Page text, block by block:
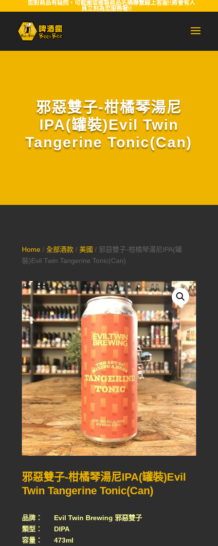
如對商品有疑問，可截圖或複製商品名稱聯繫線上客服!!將會有人
員立刻為您服務喔!!
邪惡雙子-柑橘琴湯尼
IPA(罐裝)Evil Twin
Tangerine Tonic(Can)
Home/ 全部酒款/ 美國 / 邪惡雙子-柑橘琴湯尼IPA(罐
裝)Evil Twin Tangerine Tonic(Can)
邪惡雙子-柑橘琴湯尼IPA(罐裝)Evil
Twin Tangerine Tonic(Can)
品牌： Evil Twin Brewing 邪惡雙子
類型： DIPA
容量： 473ml